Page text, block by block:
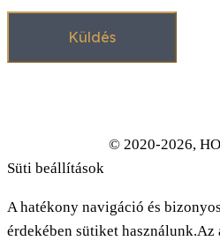
© 2020-2026,
Süti beállítások
A hatékony navigáció és
érdekében sütiket használunk.Az